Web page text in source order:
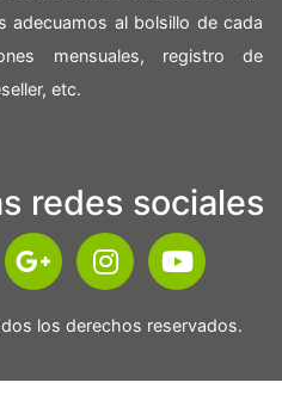
adecuamos al bolsillo de cada
mensuales, registro de
etc.
redes sociales
los derechos reservados.